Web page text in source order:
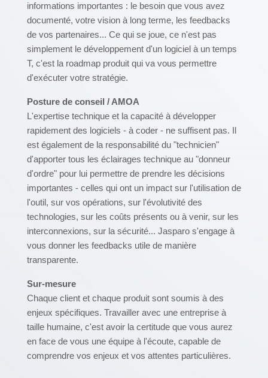
informations importantes : le besoin que vous avez
documenté, votre vision à long terme, les feedbacks
de vos partenaires... Ce qui se joue, ce n'est pas
simplement le développement d'un logiciel à un temps
T, c'est la roadmap produit qui va vous permettre
d'exécuter votre stratégie.
Posture de conseil / AMOA
L'expertise technique et la capacité à développer
rapidement des logiciels - à coder - ne suffisent pas. Il
est également de la responsabilité du "technicien"
d'apporter tous les éclairages technique au "donneur
d'ordre" pour lui permettre de prendre les décisions
importantes - celles qui ont un impact sur l'utilisation de
l'outil, sur vos opérations, sur l'évolutivité des
technologies, sur les coûts présents ou à venir, sur les
interconnexions, sur la sécurité... Jasparo s'engage à
vous donner les feedbacks utile de manière
transparente.
Sur-mesure
Chaque client et chaque produit sont soumis à des
enjeux spécifiques. Travailler avec une entreprise à
taille humaine, c'est avoir la certitude que vous aurez
en face de vous une équipe à l'écoute, capable de
comprendre vos enjeux et vos attentes particulières.